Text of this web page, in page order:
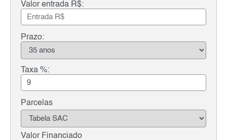
Valor entrada R$:
Prazo:
Taxa %:
Parcelas
Valor Financiado